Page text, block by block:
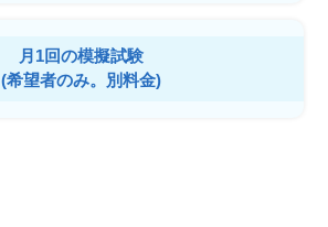
月1回の模擬試験
(希望者のみ。別料金)